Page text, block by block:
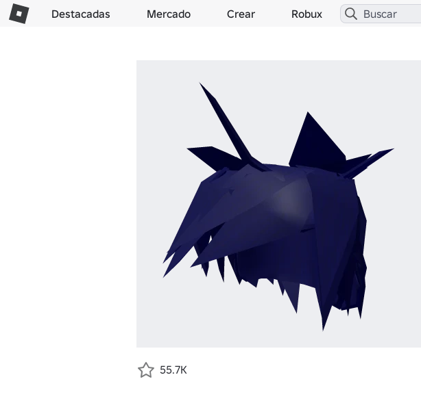
Destacadas Mercado Crear Robux
55.7K